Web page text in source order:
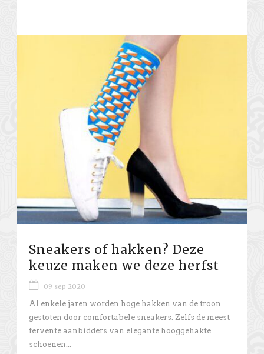
Sneakers of hakken? Deze
keuze maken we deze herfst
09 sep 2020
Al enkele jaren worden hoge hakken van de troon
gestoten door comfortabele sneakers. Zelfs de meest
fervente aanbidders van elegante hooggehakte
schoenen...